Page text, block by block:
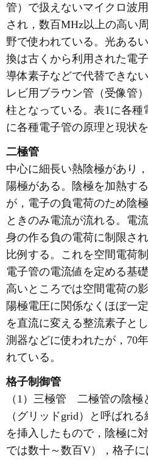
管）で扱えないマイクロ波
され，数百MHz以上の高い
野で使われている。光ある
換は古くから利用された電
導体素子などで代替できな
レビ用ブラウン管（受像管
柱となっている。表1に各種
に各種電子管の原理と現状を
二極管
中心に細長い熱陰極があり
陽極がある。陰極を加熱す
が，電子の負電荷のため陰
ときのみ電流が流れる。電
身の作る負の電荷に制限さ
比例する。これを空間電荷
電子管の電流値を定める基
高いところでは空間電荷の
陽極電圧に関係なくほぼ一
を直流に変える整流素子と
測器などに使われたが，70
れている。
格子制御管
（1）三極管 二極管の陰極
（グリッドgrid）と呼ばれ
を挿入したもので，陰極に
では数十～数百V），格子